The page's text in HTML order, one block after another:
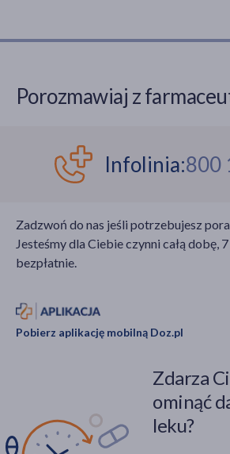
Porozmawiaj z
Infolinia:800
Zadzwoń do nas jeśli potrzebujesz
Jesteśmy dla Ciebie czynni całą dobę,
bezpłatnie.
Pobierz aplikację mobilną Doz.pl
Zdarza
ominąć
leku?